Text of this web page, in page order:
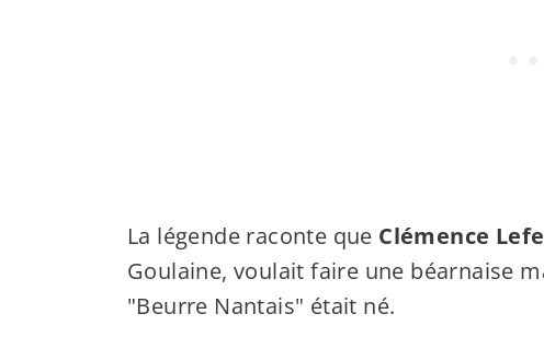
La légende raconte que Clémence
Goulaine, voulait faire une béarnaise
"Beurre Nantais" était né.